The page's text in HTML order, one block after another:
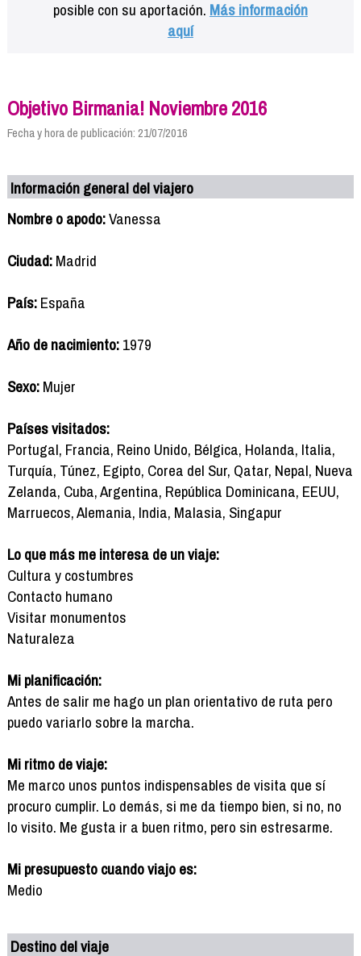
posible con su aportación. Más información
aquí
Objetivo Birmania! Noviembre 2016
Fecha y hora de publicación: 21/07/2016
Información general del viajero
Nombre o apodo:Vanessa
Ciudad:Madrid
País:España
Año de nacimiento:1979
Sexo:Mujer
Países visitados:
Portugal, Francia, Reino Unido, Bélgica, Holanda, Italia,
Turquía, Túnez, Egipto, Corea del Sur, Qatar, Nepal, Nueva
Zelanda, Cuba, Argentina, República Dominicana, EEUU,
Marruecos, Alemania, India, Malasia, Singapur
Lo que más me interesa de un viaje:
Cultura y costumbres
Contacto humano
Visitar monumentos
Naturaleza
Mi planificación:
Antes de salir me hago un plan orientativo de ruta pero
puedo variarlo sobre la marcha.
Mi ritmo de viaje:
Me marco unos puntos indispensables de visita que sí
procuro cumplir. Lo demás, si me da tiempo bien, si no, no
lo visito. Me gusta ir a buen ritmo, pero sin estresarme.
Mi presupuesto cuando viajo es:
Medio
Destino del viaje